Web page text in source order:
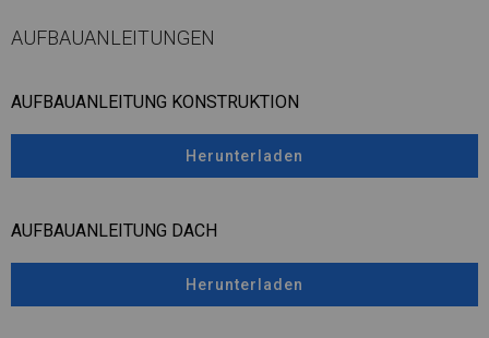
AUFBAUANLEITUNGEN
AUFBAUANLEITUNG KONSTRUKTION
Herunterladen
AUFBAUANLEITUNG DACH
Herunterladen